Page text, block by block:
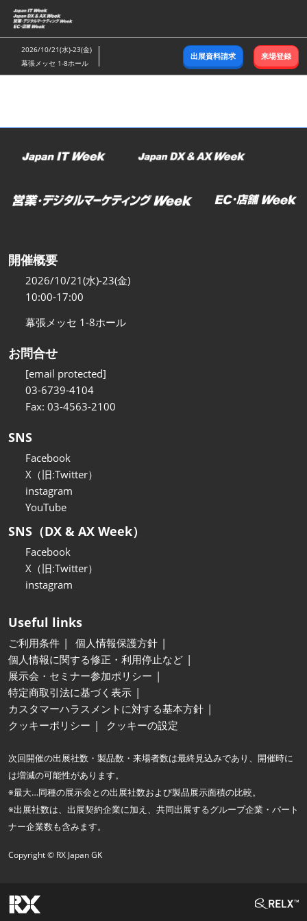
ス
キ
ッ
し
む
2026/10/21(水)-23(金)
幕張メッセ 1-8ホール
出展資料請求 来場登録
開催概要
2026/10/21(水)-23(金)
10:00-17:00
幕張メッセ 1-8ホール
お問合せ
[email protected]
03-6739-4104
Fax: 03-4563-2100
SNS
Facebook
X（旧:Twitter）
instagram
YouTube
SNS（DX & AX Week）
Facebook
X（旧:Twitter）
instagram
Useful links
ご利用条件
個人情報保護方針
個人情報に関する修正・利用停止など
展示会・セミナー参加ポリシー
特定商取引法に基づく表示
カスタマーハラスメントに対する基本方針
クッキーポリシー
クッキーの設定
次回開催の出展社数・製品数・来場者数は最終見込みであり、開催時に
は増減の可能性があります。
※最大…同種の展示会との出展社数および製品展示面積の比較。
※出展社数は、出展契約企業に加え、共同出展するグループ企業・パート
ナー企業数も含みます。
Copyright © RX Japan GK